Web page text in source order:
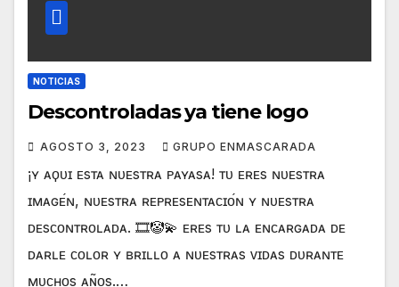
NOTICIAS
Descontroladas ya tiene logo
AGOSTO 3, 2023 GRUPO ENMASCARADA
¡ʏ ᴀϙᴜɪ ᴇsᴛᴀ ɴᴜᴇsᴛʀᴀ ᴘᴀʏᴀsᴀ! ᴛᴜ ᴇʀᴇs ɴᴜᴇsᴛʀᴀ
ɪᴍᴀɢᴇ́ɴ, ɴᴜᴇsᴛʀᴀ ʀᴇᴘʀᴇsᴇɴᴛᴀᴄɪᴏ́ɴ ʏ ɴᴜᴇsᴛʀᴀ
ᴅᴇsᴄᴏɴᴛʀᴏʟᴀᴅᴀ. 🎞🤡💫 ᴇʀᴇs ᴛᴜ ʟᴀ ᴇɴᴄᴀʀɢᴀᴅᴀ ᴅᴇ
ᴅᴀʀʟᴇ ᴄᴏʟᴏʀ ʏ ʙʀɪʟʟᴏ ᴀ ɴᴜᴇsᴛʀᴀs ᴠɪᴅᴀs ᴅᴜʀᴀɴᴛᴇ
ᴍᴜᴄʜᴏs ᴀɴ̃ᴏs.…